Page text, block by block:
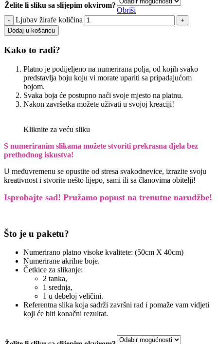
Želite li sliku sa slijepim okvirom?
Obriši
Ljubav žirafe količina
Dodaj u košaricu
Kako to radi?
Platno je podijeljeno na numerirana polja, od kojih svako
predstavlja boju koju vi morate upariti sa pripadajućom
bojom.
Svaka boja će postupno naći svoje mjesto na platnu.
Nakon završetka možete uživati u svojoj kreaciji!
Kliknite za veću sliku
S numeriranim slikama možete stvoriti prekrasna djela bez
prethodnog iskustva!
U međuvremenu se opustite od stresa svakodnevice, izrazite svoju
kreativnost i stvorite nešto lijepo, sami ili sa članovima obitelji!
Isprobajte sad! Pružamo popust na trenutne narudžbe!
Što je u paketu?
Numerirano platno visoke kvalitete: (50cm X 40cm)
Numerirane akrilne boje.
Četkice za slikanje:
2 tanka,
1 srednja,
1 u debeloj veličini.
Referentna slika koja sadrži završni rad i pomaže vam vidjeti
koji će biti konačni rezultat.